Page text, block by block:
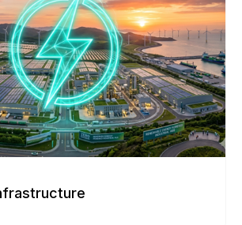
eröffnet neue
Energiewende, Effizienz,
Komfort in integrierten,
nachhaltigen Systemen.
und
befindet sich
Digitalisierung und
SAL
innovativer Forschung für
und zukunftssichere